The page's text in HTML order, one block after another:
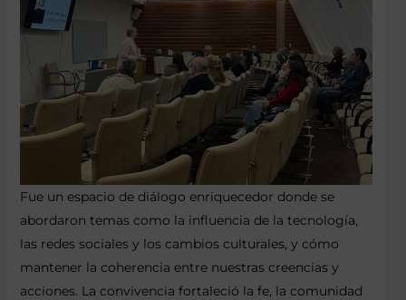
Fue un espacio de diálogo enriquecedor donde se
abordaron temas como la influencia de la tecnología,
las redes sociales y los cambios culturales, y cómo
mantener la coherencia entre nuestras creencias y
acciones. La convivencia fortaleció la fe, la comunidad